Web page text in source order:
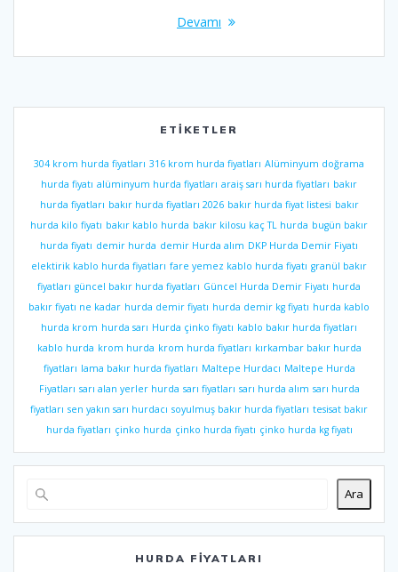
Devamı
ETIKETLER
304 krom hurda fiyatları 316 krom hurda fiyatları Alüminyum doğrama
hurda fiyatı alüminyum hurda fiyatları araiş sarı hurda fiyatları bakır
hurda fiyatları bakır hurda fiyatları 2026 bakır hurda fiyat listesi bakır
hurda kilo fiyatı bakır kablo hurda bakır kilosu kaç TL hurda bugün bakır
hurda fiyatı demir hurda demir Hurda alım DKP Hurda Demir Fiyatı
elektirik kablo hurda fiyatları fare yemez kablo hurda fiyatı granül bakır
fiyatları güncel bakır hurda fiyatları Güncel Hurda Demir Fiyatı hurda
bakır fiyatı ne kadar hurda demir fiyatı hurda demir kg fiyatı hurda kablo
hurda krom hurda sarı Hurda çinko fiyatı kablo bakır hurda fiyatları
kablo hurda krom hurda krom hurda fiyatları kırkambar bakır hurda
fiyatları lama bakır hurda fiyatları Maltepe Hurdacı Maltepe Hurda
Fiyatları sarı alan yerler hurda sarı fiyatları sarı hurda alım sarı hurda
fiyatları sen yakın sarı hurdacı soyulmuş bakır hurda fiyatları tesisat bakır
hurda fiyatları çinko hurda çinko hurda fiyatı çinko hurda kg fiyatı
Ara
HURDA FIYATLARI